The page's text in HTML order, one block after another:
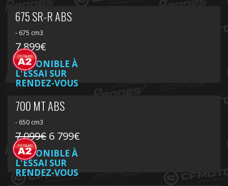
675 SR-R ABS
- 675 cm3
7 899€
DISPONIBLE À
L'ESSAI SUR
RENDEZ-VOUS
700 MT ABS
- 650 cm3
7 099€ 6 799€
DISPONIBLE À
L'ESSAI SUR
RENDEZ-VOUS